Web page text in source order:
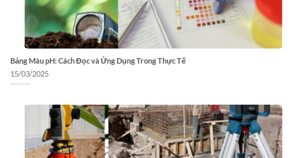
Bảng Màu pH: Cách Đọc và Ứng Dụng Trong Thực Tế
15/03/2025